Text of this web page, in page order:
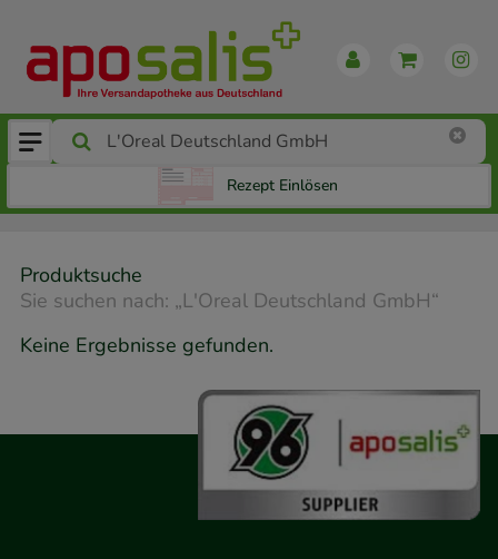
Rezept Einlösen
Produktsuche
Sie suchen nach: „L'Oreal Deutschland GmbH“
Keine Ergebnisse gefunden.